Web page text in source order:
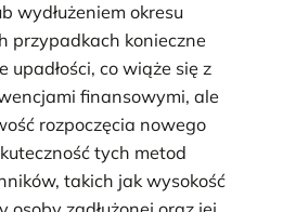
wydłużeniem okresu
przypadkach konieczne
upadłości, co wiąże się z
finansowymi, ale
rozpoczęcia nowego
tych metod
takich jak wysokość